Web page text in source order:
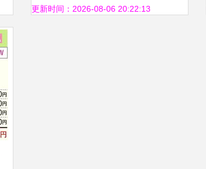
回报，见证拍卖业务背后的风
更新时间：2026-08-06 20:22:13